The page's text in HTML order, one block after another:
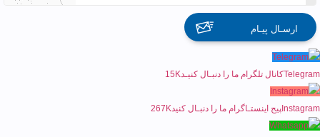
ارسـال پیـام
Telegramکانال تلگرام ما را دنبـال کنیـد15K
Instagram پیج اینستـاگرام ما را دنبـال کنید267K